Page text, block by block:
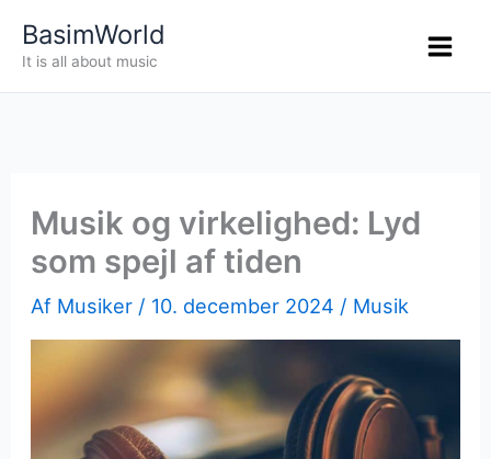
BasimWorld
It is all about music
Musik og virkelighed: Lyd
som spejl af tiden
Af Musiker / 10. december 2024 / Musik